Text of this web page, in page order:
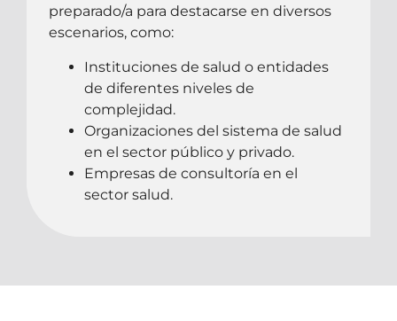
preparado/a para destacarse en diversos
escenarios, como:
Instituciones de salud o entidades
de diferentes niveles de
complejidad.
Organizaciones del sistema de salud
en el sector público y privado.
Empresas de consultoría en el
sector salud.